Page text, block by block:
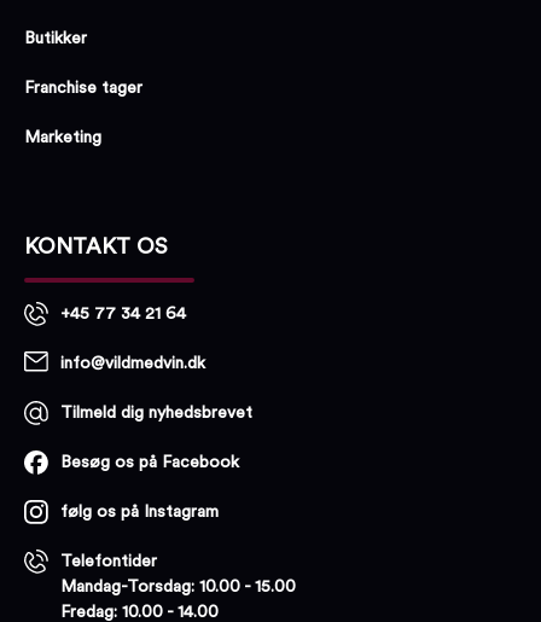
Butikker
Franchise tager
Marketing
KONTAKT OS
+45 77 34 21 64
info@vildmedvin.dk
Tilmeld dig nyhedsbrevet
Besøg os på Facebook
følg os på Instagram
Telefontider
Mandag-Torsdag: 10.00 - 15.00
Fredag: 10.00 - 14.00